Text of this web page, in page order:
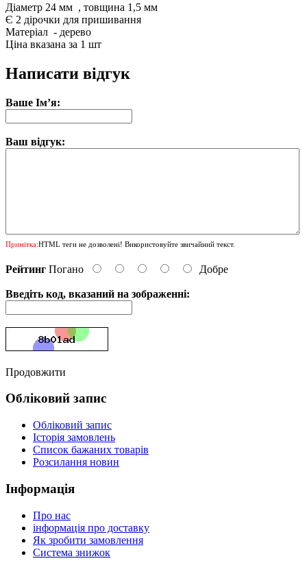
Діаметр 24 мм , товщина 1,5 мм
Є 2 дірочки для пришивання
Матеріал - дерево
Ціна вказана за 1 шт
Написати відгук
Ваше Ім’я:
Ваш відгук:
Примітка:HTML теги не дозволені! Використовуйте звичайний текст.
Рейтинг Погано Добре
Введіть код, вказаний на зображенні:
Продовжити
Обліковий запис
Обліковий запис
Історія замовлень
Список бажаних товарів
Розсилання новин
Інформація
Про нас
інформація про доставку
Як зробити замовлення
Система знижок